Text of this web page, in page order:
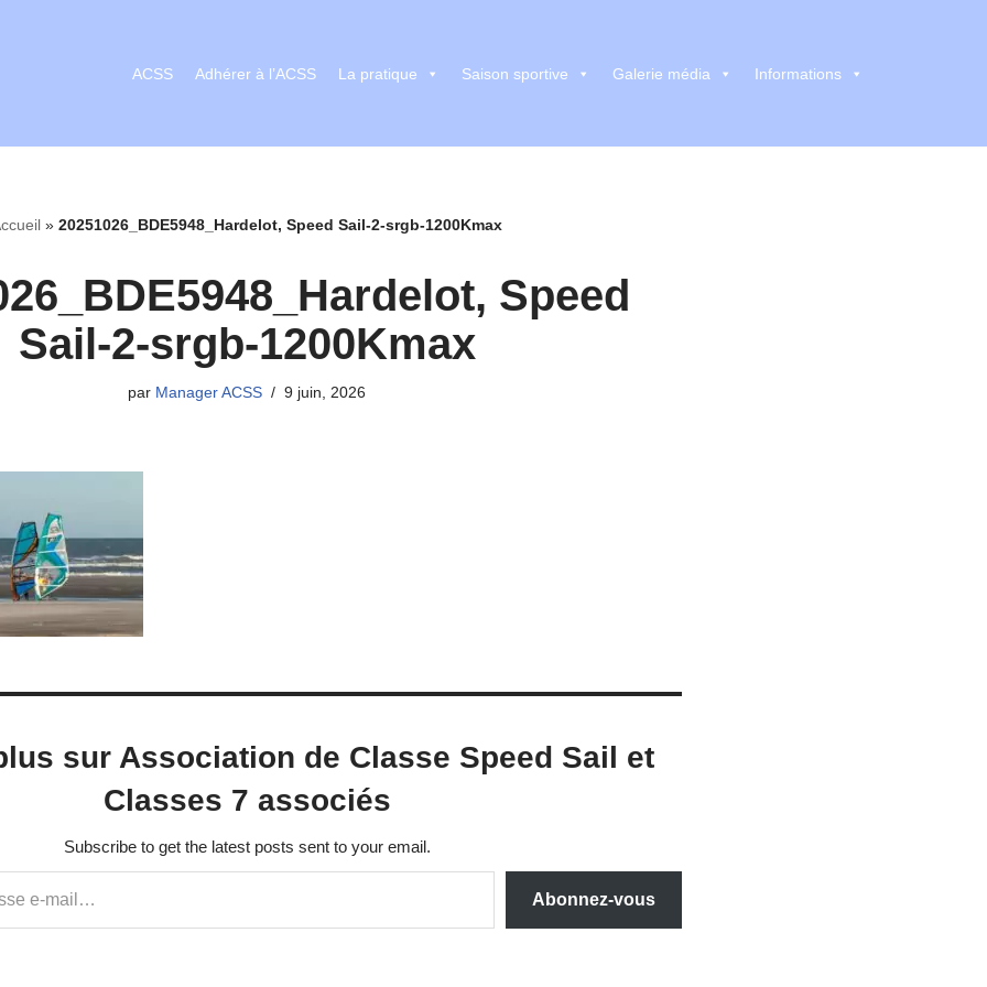
ACSS Adhérer à l’ACSS La pratique Saison sportive Galerie média Informations
» 20251026_BDE5948_Hardelot, Speed Sail-2-srgb-1200Kmax
Speed
Sail-2-srgb-1200Kmax
par Manager ACSS 9 juin, 2026
sur Association de Classe Speed Sail et
Classes 7 associés
Subscribe to get the latest posts sent to your email.
Abonnez-vous